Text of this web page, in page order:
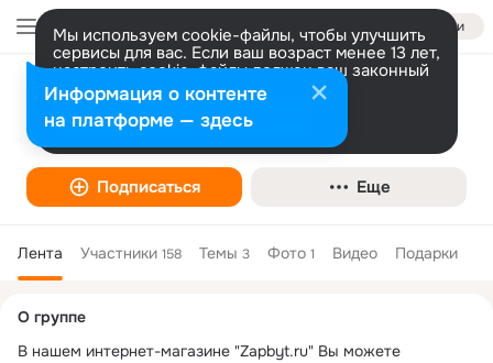
Войти
Мы используем cookie-файлы, чтобы улучшить
сервисы для вас. Если ваш возраст менее 13 лет,
настроить cookie-файлы должен ваш законный
представитель. Больше информации
Разрешить все Настроить
ЗапБыт - запчасти для бытовой техники
Подписаться Еще
Лента Участники 158 Темы 3 Фото 1 Видео Подарки
колонка
О группе
В нашем интернет-магазине "Zapbyt.ru" Вы можете
Информация о контенте
на платформе — здесь